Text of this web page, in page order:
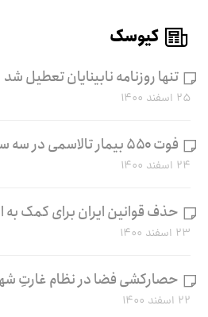
کیوسک
تنها روزنامه نابینایان تعطیل شد
۲۵ اسفند ۱۴۰۰
فوت ۵۵۰ بیمار تالاسمی در سه سال اخیر
۲۴ اسفند ۱۴۰۰
حذف قوانین ایران برای کمک به
۲۳ اسفند ۱۴۰۰
حصارکشی فضا در نظام غارتِ
۲۲ اسفند ۱۴۰۰